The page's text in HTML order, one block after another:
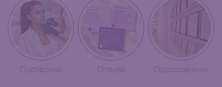
Портфолио Отзывы Образование